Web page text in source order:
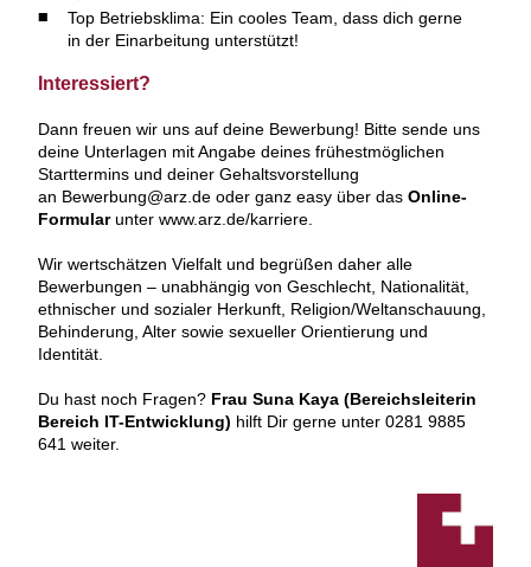
Top Betriebsklima: Ein cooles Team, dass dich gerne
in der Einarbeitung unterstützt!
Interessiert?
Dann freuen wir uns auf deine Bewerbung! Bitte sende uns
deine Unterlagen mit Angabe deines frühestmöglichen
Starttermins und deiner Gehaltsvorstellung
an Bewerbung@arz.de oder ganz easy über das Online-
Formularunter www.arz.de/karriere.
Wir wertschätzen Vielfalt und begrüßen daher alle
Bewerbungen – unabhängig von Geschlecht, Nationalität,
ethnischer und sozialer Herkunft, Religion/Weltanschauung,
Behinderung, Alter sowie sexueller Orientierung und
Identität.
Du hast noch Fragen? Frau Suna Kaya (Bereichsleiterin
Bereich IT-Entwicklung) hilft Dir gerne unter 0281 9885
641 weiter.